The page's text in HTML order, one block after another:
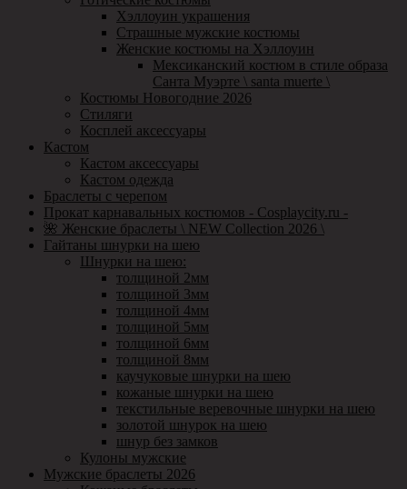
Хэллоуин украшения
Страшные мужские костюмы
Женские костюмы на Хэллоуин
Мексиканский костюм в стиле образа
Санта Муэрте \ santa muerte \
Костюмы Новогодние 2026
Стиляги
Косплей аксессуары
Кастом
Кастом аксессуары
Кастом одежда
Браслеты с черепом
Прокат карнавальных костюмов - Cosplaycity.ru -
🌺 Женские браслеты \ NEW Collection 2026 \
Гайтаны шнурки на шею
Шнурки на шею:
толщиной 2мм
толщиной 3мм
толщиной 4мм
толщиной 5мм
толщиной 6мм
толщиной 8мм
каучуковые шнурки на шею
кожаные шнурки на шею
текстильные веревочные шнурки на шею
золотой шнурок на шею
шнур без замков
Кулоны мужские
Мужские браслеты 2026